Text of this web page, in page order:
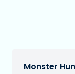
Monster